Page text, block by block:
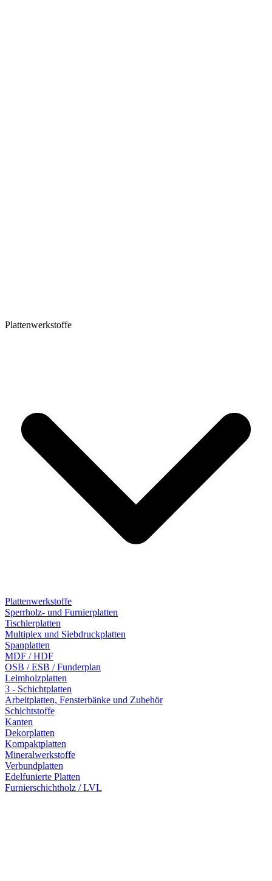
Plattenwerkstoffe
Plattenwerkstoffe
Sperrholz- und Furnierplatten
Tischlerplatten
Multiplex und Siebdruckplatten
Spanplatten
MDF / HDF
OSB / ESB / Funderplan
Leimholzplatten
3 - Schichtplatten
Arbeitplatten, Fensterbänke und Zubehör
Schichtstoffe
Kanten
Dekorplatten
Kompaktplatten
Mineralwerkstoffe
Verbundplatten
Edelfunierte Platten
Furnierschichtholz / LVL